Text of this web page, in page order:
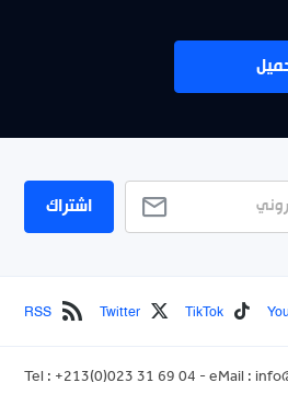
اشتراك
Twitter
RSS
Tel : +213(0)023 31 69 04